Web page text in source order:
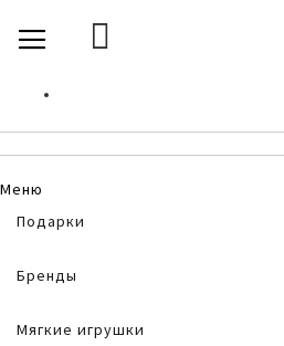
TO
CONTENT
Меню
Подарки
Бренды
Мягкие игрушки